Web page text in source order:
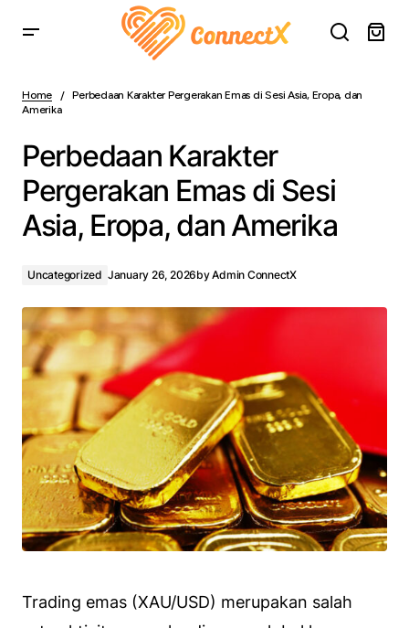
Eropa, dan Amerika
Home
Perbedaan Karakter Pergerakan Emas di Sesi Asia, Eropa, dan
Amerika
Perbedaan Karakter
Pergerakan Emas di Sesi
Asia, Eropa, dan Amerika
Uncategorized January 26, 2026byAdmin ConnectX
Trading emas (XAU/USD) merupakan salah